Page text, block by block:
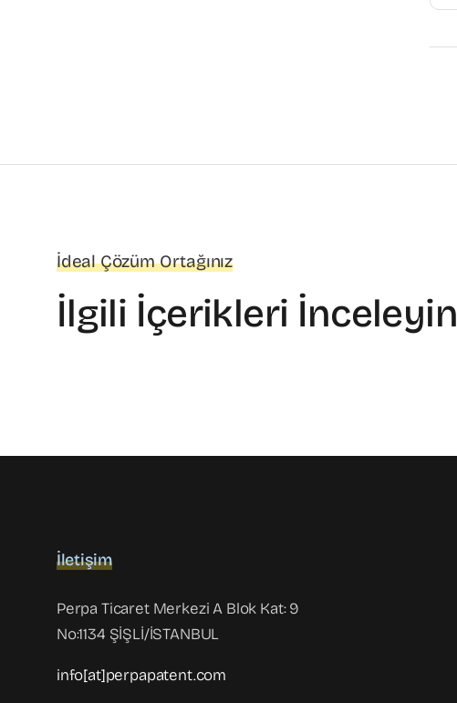
İdeal Çözüm Ortağınız
İlgili İçerikleri İnceleyin
İletişim
Perpa Ticaret Merkezi A Blok Kat: 9
No:1134 ŞİŞLİ/İSTANBUL
info[at]perpapatent.com